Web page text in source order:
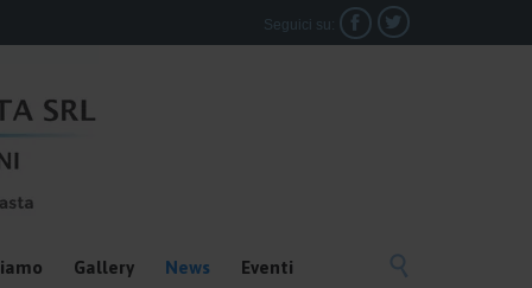
Seguici su:  
Gallery News Eventi 